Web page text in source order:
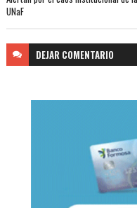
UNaF
DEJAR COMENTARIO